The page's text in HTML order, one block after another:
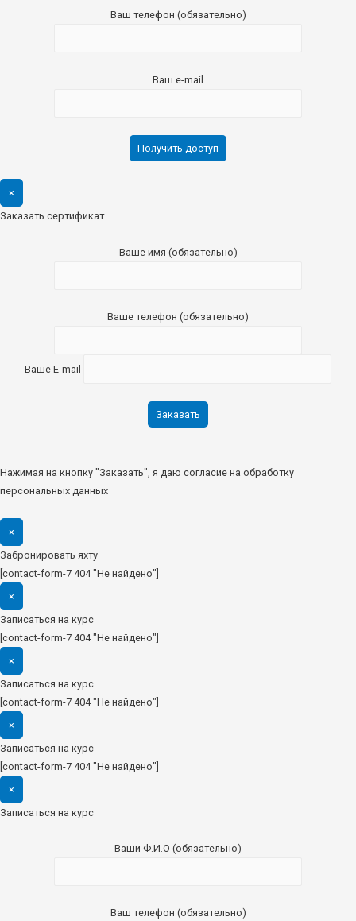
Ваш телефон (обязательно)
Ваш e-mail
×
Заказать сертификат
Ваше имя (обязательно)
Ваше телефон (обязательно)
Ваше E-mail
Нажимая на кнопку "Заказать", я даю согласие на обработку
персональных данных
×
Забронировать яхту
[contact-form-7 404 "Не найдено"]
×
Записаться на курс
[contact-form-7 404 "Не найдено"]
×
Записаться на курс
[contact-form-7 404 "Не найдено"]
×
Записаться на курс
[contact-form-7 404 "Не найдено"]
×
Записаться на курс
Ваши Ф.И.О (обязательно)
Ваш телефон (обязательно)